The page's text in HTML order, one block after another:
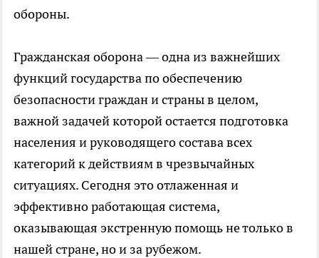
обороны.
Гражданская оборона — одна из важнейших
функций государства по обеспечению
безопасности граждан и страны в целом,
важной задачей которой остается подготовка
населения и руководящего состава всех
категорий к действиям в чрезвычайных
ситуациях. Сегодня это отлаженная и
эффективно работающая система,
оказывающая экстренную помощь не только в
нашей стране, но и за рубежом.